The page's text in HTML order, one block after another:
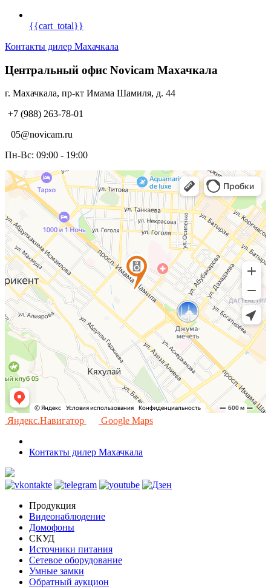
{{cart_total}}
Контакты дилер Махачкала
Центральный офис Novicam Махачкала
г. Махачкала, пр-кт Имама Шамиля, д. 44
+7 (988) 263-78-01
05@novicam.ru
Пн-Вс: 09:00 - 19:00
Яндекс.Навигатор Google Maps
Контакты дилер Махачкала
Продукция
Видеонаблюдение
Домофоны
СКУД
Источники питания
Сетевое оборудование
Умные замки
Обратный аукцион